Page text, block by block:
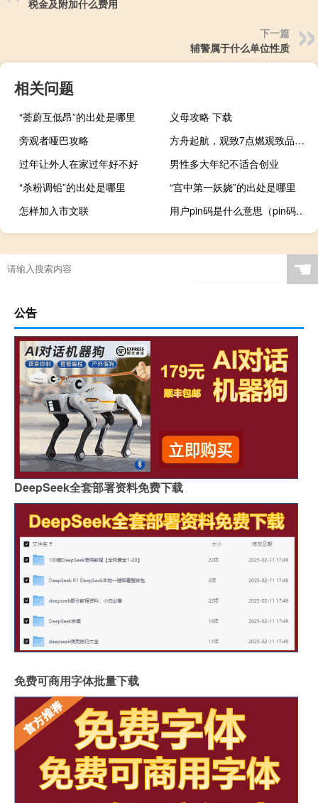
税金及附加什么费用
下一篇
辅警属于什么单位性质
相关问题
“荟蔚互低昂”的出处是哪里
义母攻略 下载
旁观者哑巴攻略
方舟起航，观致7点燃观致品牌焕新
过年让外人在家过年好不好
男性多大年纪不适合创业
“杀粉调铅”的出处是哪里
“宫中第一妖娆”的出处是哪里
怎样加入市文联
用户pin码是什么意思（pin码是什么意思）
☚
公告
DeepSeek全套部署资料免费下载
免费可商用字体批量下载